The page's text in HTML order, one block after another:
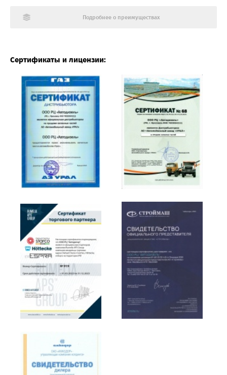
Подробнее о преимуществах
Сертификаты и лицензии: